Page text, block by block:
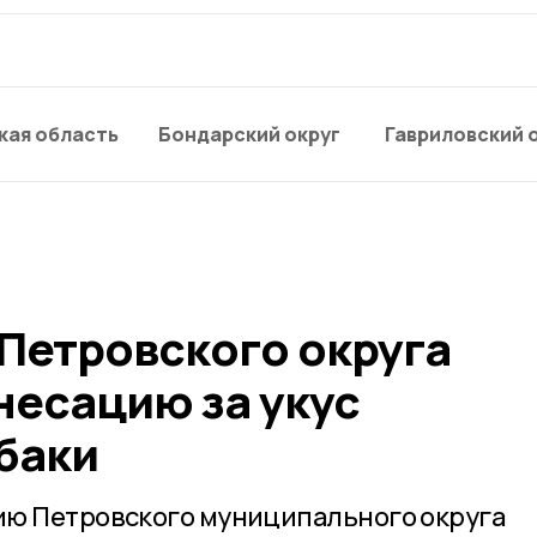
область Бондарский округ Гавриловский
округа
за укус
Петровского муниципального округа